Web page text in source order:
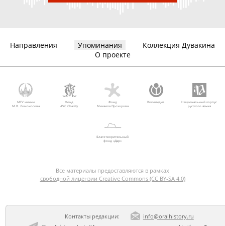
Направления Упоминания
Коллекция Дувакина
О проекте
МГУ имени
М.В. Ломоносова
Фонд
AVC Charity
Фонд
Михаила Прохорова
Викимедиа
Национальный корпус
русского языка
Благотворительный
фонд «Дар»
Все материалы предоставляются в рамках
свободной лицензии Creative Commons (CC BY-SA 4.0)
Контакты редакции:
info@oralhistory.ru